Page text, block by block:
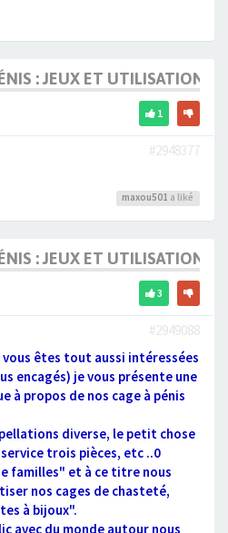
: JEUX ET UTILISATION,
1
#2948377
maxou501 a liké
: JEUX ET UTILISATION,
3
#2949088
vous êtes tout aussi intéressées
encagés) je vous présente une
à propos de nos cage à pénis
diverse, le petit chose
trois pièces, etc ..0
familles" et à ce titre nous
nos cages de chasteté,
à bijoux".
avec du monde autour nous